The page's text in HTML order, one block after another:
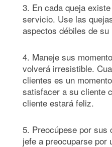
3. En cada queja
servicio. Use las
aspectos débiles de su
4. Maneje sus
volverá irresistible.
clientes es un
satisfacer a su cliente
cliente estará feliz.
5. Preocúpese por
jefe a preocuparse por